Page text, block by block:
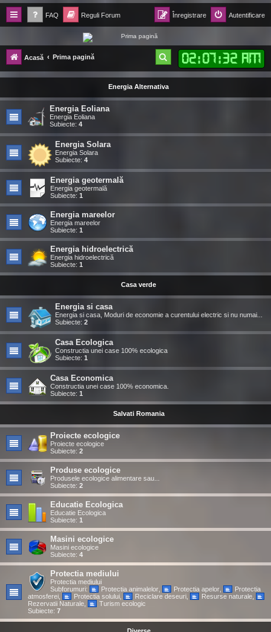
FAQ Reguli Forum Autentificare
Înregistrare
Forum Ecolomania™®
-= Idei pentru viitor =-
Acasă Prima pagină 02:07:33 AM
ă
r
Energia Alternativa
Energia Eoliana
Energia Eoliana
Subiecte: 4
Energia Solara
Energia Solara
Subiecte: 4
Energia geotermală
Energia geotermală
Subiecte: 1
Energia mareelor
Energia mareelor
Subiecte: 1
Energia hidroelectrică
Energia hidroelectrică
Subiecte: 1
Casa verde
Energia si casa
Energia si casa, Moduri de economie a curentului electric si nu numai...
Subiecte: 2
Casa Ecologica
Constructia unei case 100% ecologica
Subiecte: 1
Casa Economica
Constructia unei case 100% economica.
Subiecte: 1
Salvati Romania
Proiecte ecologice
Proiecte ecologice
Subiecte: 2
Produse ecologice
Produsele ecologice alimentare sau...
Subiecte: 2
Educatie Ecologica
Educatie Ecologica
Subiecte: 1
Masini ecologice
Masini ecologice
Subiecte: 4
Protectia mediului
Protectia mediului
Subforumuri:
Protectia animalelor, Protectia apelor,
Protectia
atmosferei
Protectia solului, Reciclare deseuri, Resurse naturale,
Rezervatii Naturale
Turism ecologic
Subiecte: 7